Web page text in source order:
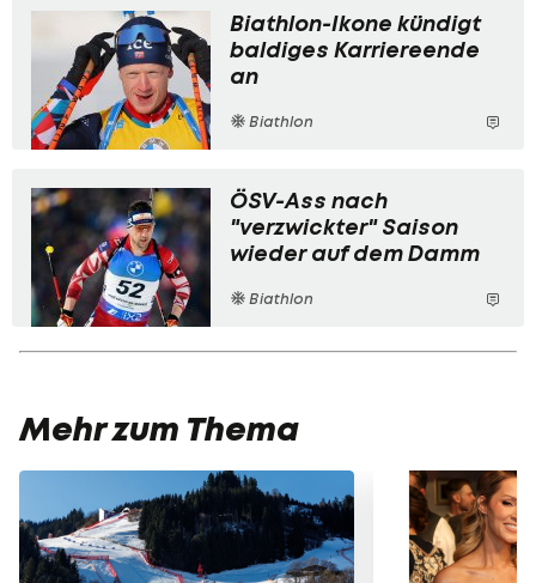
Biathlon-Ikone kündigt
baldiges Karriereende
an
Biathlon
ÖSV-Ass nach
"verzwickter" Saison
wieder auf dem Damm
Biathlon
Mehr zum Thema